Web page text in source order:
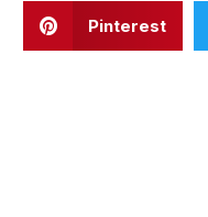
Pinterest